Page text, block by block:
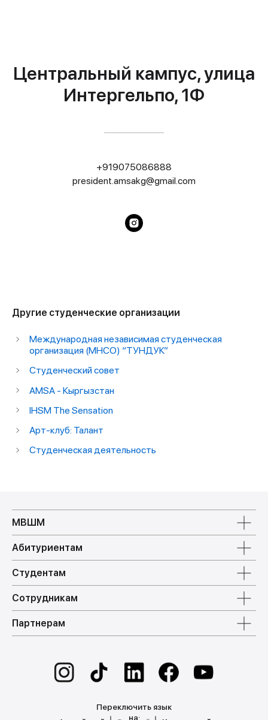
Центральный кампус, улица
Интергельпо, 1Ф
+919075086888
president.amsakg@gmail.com
Другие студенческие организации
Международная независимая студенческая
организация (МНСО) “ТУНДУК”
Студенческий совет
AMSA - Кыргызстан
IHSM The Sensation
Арт-клуб: Талант
Студенческая деятельность
МВШМ
Абитуриентам
Студентам
Сотрудникам
Партнерам
Переключить язык
на: